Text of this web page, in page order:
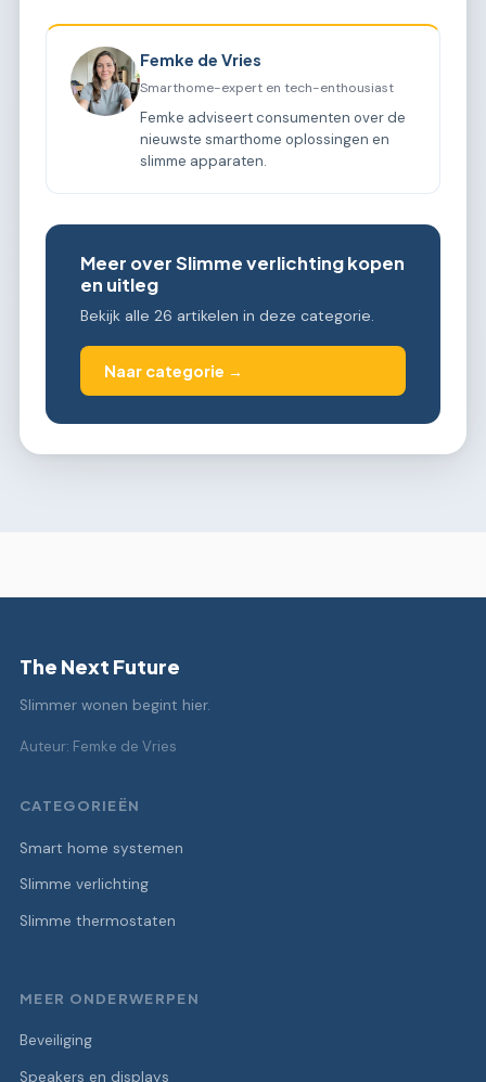
Femke de Vries
Smarthome-expert en tech-enthousiast
Femke adviseert consumenten over de
nieuwste smarthome oplossingen en
slimme apparaten.
Meer over Slimme verlichting kopen
en uitleg
Bekijk alle 26 artikelen in deze categorie.
Naar categorie →
The Next Future
Slimmer wonen begint hier.
Auteur: Femke de Vries
CATEGORIEËN
Smart home systemen
Slimme verlichting
Slimme thermostaten
MEER ONDERWERPEN
Beveiliging
Speakers en displays